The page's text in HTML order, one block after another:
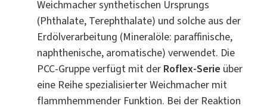
Weichmacher synthetischen Ursprungs
(Phthalate, Terephthalate) und solche aus der
Erdölverarbeitung (Mineralöle: paraffinische,
naphthenische, aromatische) verwendet. Die
PCC-Gruppe verfügt mit der Roflex-Serie über
eine Reihe spezialisierter Weichmacher mit
flammhemmender Funktion. Bei der Reaktion